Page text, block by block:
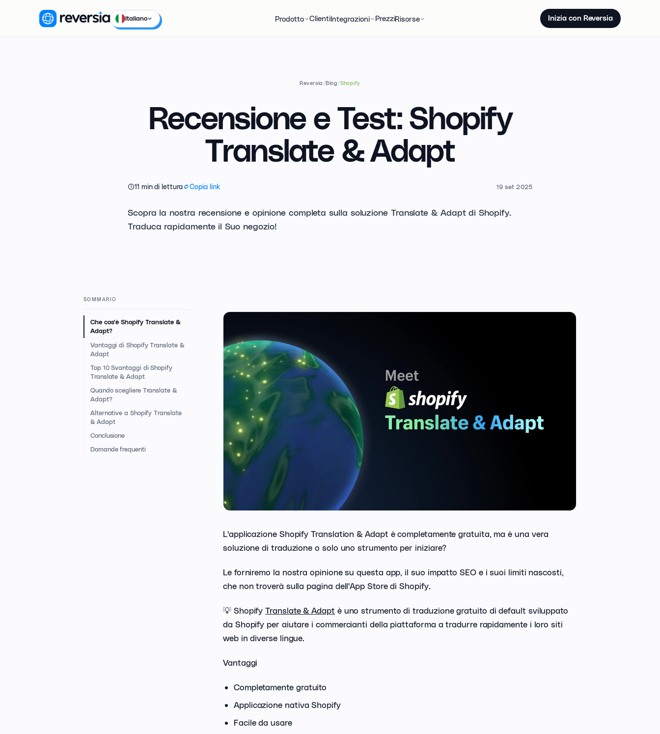
Italiano Prodotto ClientiIntegrazioni PrezziRisorse Inizia con Reversia
Reversia /Blog/Shopify
Recensione e Test: Shopify
Translate & Adapt
11 min di lettura Copia link 19 set 2025
Scopra la nostra recensione e opinione completa sulla soluzione Translate & Adapt di Shopify.
Traduca rapidamente il Suo negozio!
SOMMARIO
Che cos'è Shopify Translate &
Adapt?
Vantaggi di Shopify Translate &
Adapt
Top 10 Svantaggi di Shopify
Translate & Adapt
Quando scegliere Translate &
Adapt?
Alternative a Shopify Translate
& Adapt
Conclusione
Domande frequenti
L'applicazione Shopify Translation & Adapt è completamente gratuita, ma è una vera
soluzione di traduzione o solo uno strumento per iniziare?
Le forniremo la nostra opinione su questa app, il suo impatto SEO e i suoi limiti nascosti,
che non troverà sulla pagina dell'App Store di Shopify.
💡 ShopifyTranslate & Adapt è uno strumento di traduzione gratuito di default sviluppato
da Shopify per aiutare i commercianti della piattaforma a tradurre rapidamente i loro siti
web in diverse lingue.
Vantaggi
Completamente gratuito
Applicazione nativa Shopify
Facile da usare